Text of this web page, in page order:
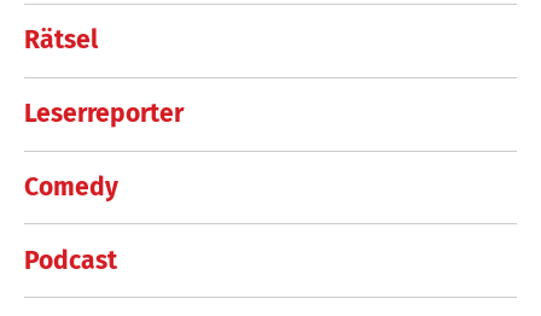
Rätsel
Leserreporter
Comedy
Podcast